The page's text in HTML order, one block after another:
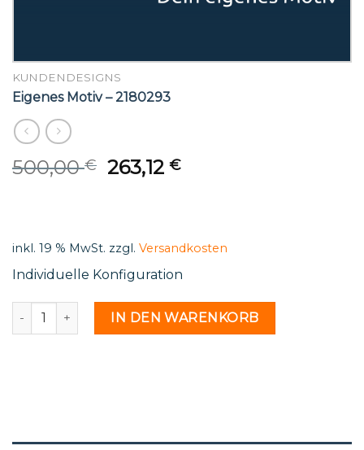
KUNDENDESIGNS
Eigenes Motiv – 2180293
500,00€ Original
263,12€Current
inkl. 19 % MwSt. zzgl. Versandkosten
Individuelle Konfiguration
Eigenes Motiv - 2180293 Menge
IN DEN WARENKORB